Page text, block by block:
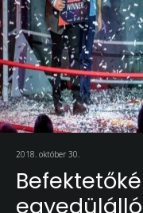
2018. október 30.